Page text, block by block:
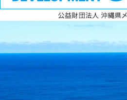
資料請求
無料見積もり